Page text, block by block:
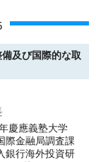
及び国際的な取
慶應義塾大学
際金融局調査課
銀行海外投資研